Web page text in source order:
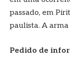
passado, em
paulista. A
Pedido de